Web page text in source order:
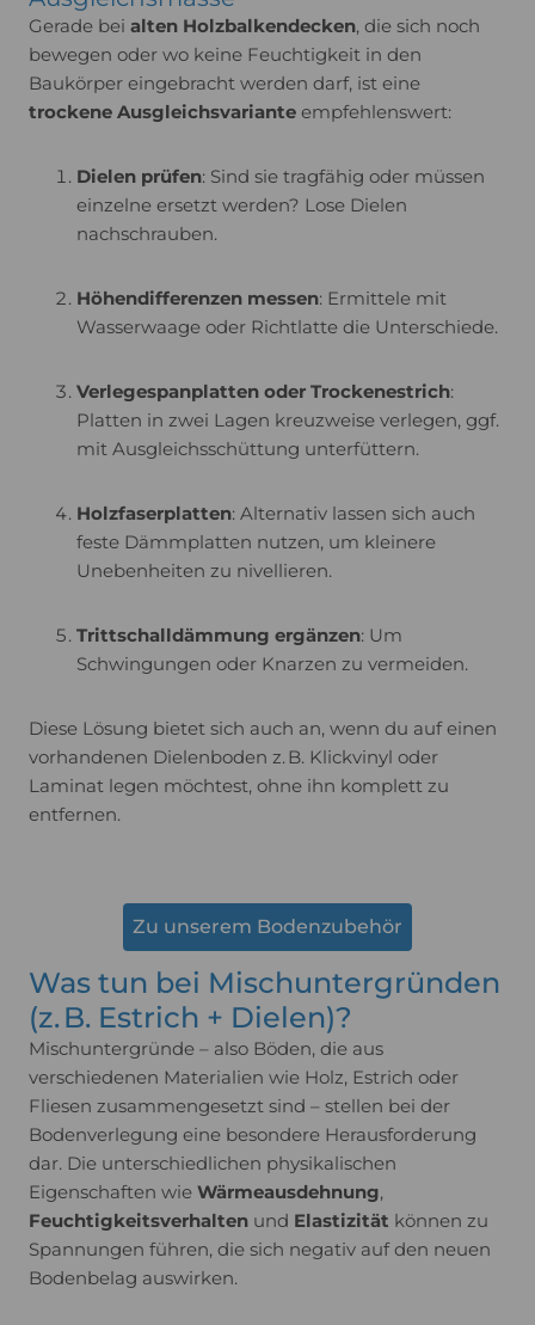
Gerade bei alten Holzbalkendecken, die sich noch
bewegen oder wo keine Feuchtigkeit in den
Baukörper eingebracht werden darf, ist eine
trockene Ausgleichsvariante empfehlenswert:
Dielen prüfen: Sind sie tragfähig oder müssen
einzelne ersetzt werden? Lose Dielen
nachschrauben.
Höhendifferenzen messen: Ermittele mit
Wasserwaage oder Richtlatte die Unterschiede.
Verlegespanplatten oder Trockenestrich:
Platten in zwei Lagen kreuzweise verlegen, ggf.
mit Ausgleichsschüttung unterfüttern.
Holzfaserplatten: Alternativ lassen sich auch
feste Dämmplatten nutzen, um kleinere
Unebenheiten zu nivellieren.
Trittschalldämmung ergänzen: Um
Schwingungen oder Knarzen zu vermeiden.
Diese Lösung bietet sich auch an, wenn du auf einen
vorhandenen Dielenboden z. B. Klickvinyl oder
Laminat legen möchtest, ohne ihn komplett zu
entfernen.
Zu unserem Bodenzubehör
Was tun bei Mischuntergründen
(z. B. Estrich + Dielen)?
Mischuntergründe – also Böden, die aus
verschiedenen Materialien wie Holz, Estrich oder
Fliesen zusammengesetzt sind – stellen bei der
Bodenverlegung eine besondere Herausforderung
dar. Die unterschiedlichen physikalischen
Eigenschaften wie Wärmeausdehnung,
Feuchtigkeitsverhalten und Elastizität können zu
Spannungen führen, die sich negativ auf den neuen
Bodenbelag auswirken.